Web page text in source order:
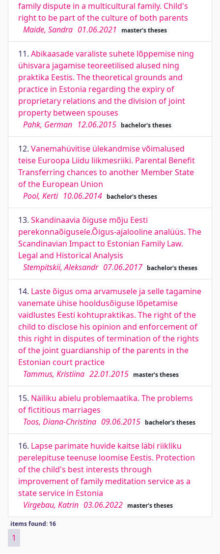
family dispute in a multicultural family. Child's
right to be part of the culture of both parents
Maide, Sandra 01.06.2021 master's theses
11. Abikaasade varaliste suhete lõppemise ning
ühisvara jagamise teoreetilised alused ning
praktika Eestis. The theoretical grounds and
practice in Estonia regarding the expiry of
proprietary relations and the division of joint
property between spouses
Pahk, German 12.06.2015 bachelor's theses
12. Vanemahüvitise ülekandmise võimalused
teise Euroopa Liidu liikmesriiki. Parental Benefit
Transferring chances to another Member State
of the European Union
Pool, Kerti 10.06.2014 bachelor's theses
13. Skandinaavia õiguse mõju Eesti
perekonnaõigusele.Õigus-ajalooline analüüs. The
Scandinavian Impact to Estonian Family Law.
Legal and Historical Analysis
Stempitskii, Aleksandr 07.06.2017 bachelor's theses
14. Laste õigus oma arvamusele ja selle tagamine
vanemate ühise hooldusõiguse lõpetamise
vaidlustes Eesti kohtupraktikas. The right of the
child to disclose his opinion and enforcement of
this right in disputes of termination of the rights
of the joint guardianship of the parents in the
Estonian court practice
Tammus, Kristiina 22.01.2015 master's theses
15. Näiliku abielu problemaatika. The problems
of fictitious marriages
Toos, Diana-Christina 09.06.2015 bachelor's theses
16. Lapse parimate huvide kaitse läbi riikliku
perelepituse teenuse loomise Eestis. Protection
of the child's best interests through
improvement of family meditation service as a
state service in Estonia
Virgebau, Katrin 03.06.2022 master's theses
items found: 16
1